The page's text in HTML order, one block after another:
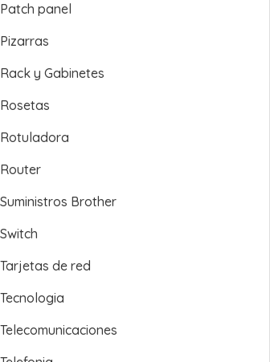
Patch panel
Pizarras
Rack y Gabinetes
Rosetas
Rotuladora
Router
Suministros Brother
Switch
Tarjetas de red
Tecnologia
Telecomunicaciones